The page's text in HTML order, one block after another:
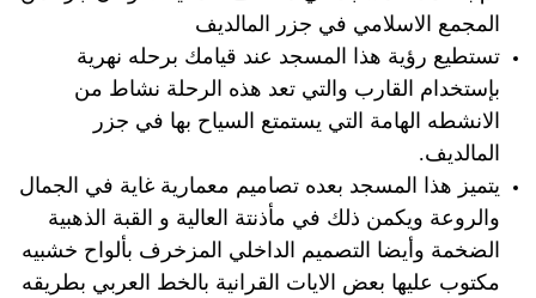
المجمع الاسلامي في جزر المالديف
تستطيع رؤية هذا المسجد عند قيامك برحله نهرية
بإستخدام القارب والتي تعد هذه الرحلة نشاط من
الانشطه الهامة التي يستمتع السياح بها في جزر
المالديف.
يتميز هذا المسجد بعده تصاميم معمارية غاية في الجمال
والروعة ويكمن ذلك في مأذنتة العالية و القبة الذهبية
الضخمة وأيضا التصميم الداخلي المزخرف بألواح خشبيه
مكتوب عليها بعض الايات القرانية بالخط العربي بطريقه